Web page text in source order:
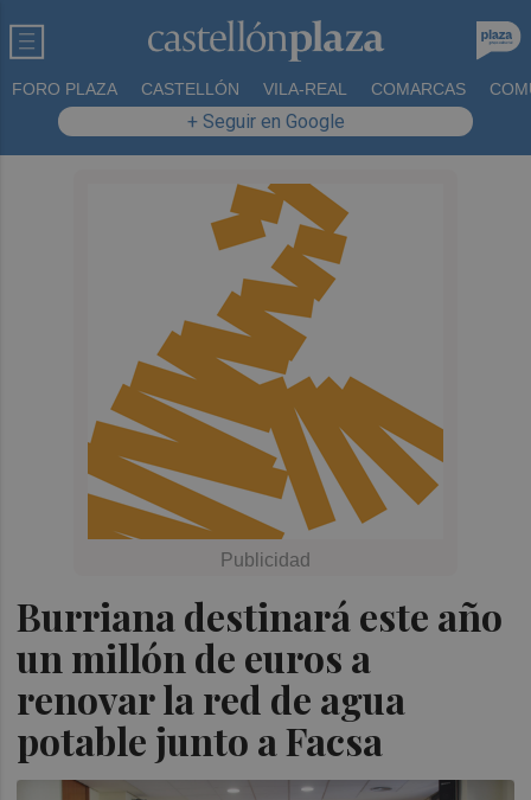
FORO PLAZA CASTELLÓN VILA-REAL COMARCAS
+ Seguir en Google
Burriana destinará este año
un millón de euros a
renovar la red de agua
potable junto a Facsa